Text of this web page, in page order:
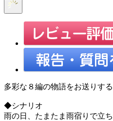
多彩な８編の物語をお送りす
◆シナリオ
雨の日、たまたま雨宿りで立